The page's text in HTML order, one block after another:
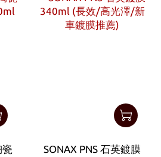
瓷
SONAX PNS 石英鍍膜